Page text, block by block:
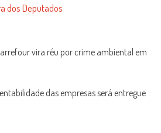
dos Deputados
vira réu por crime ambiental em
das empresas será entregue